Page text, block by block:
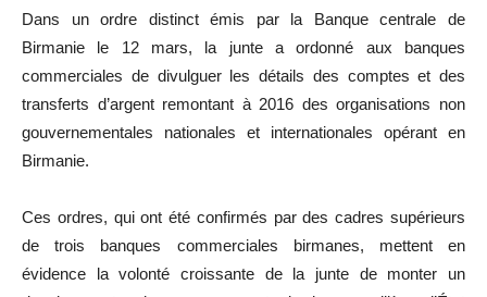
Dans un ordre distinct émis par la Banque centrale de
Birmanie le 12 mars, la junte a ordonné aux banques
commerciales de divulguer les détails des comptes et des
transferts d’argent remontant à 2016 des organisations non
gouvernementales nationales et internationales opérant en
Birmanie.
Ces ordres, qui ont été confirmés par des cadres supérieurs
de trois banques commerciales birmanes, mettent en
évidence la volonté croissante de la junte de monter un